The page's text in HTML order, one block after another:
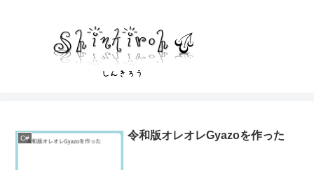
C# 令和版オレオレGyazoを作った